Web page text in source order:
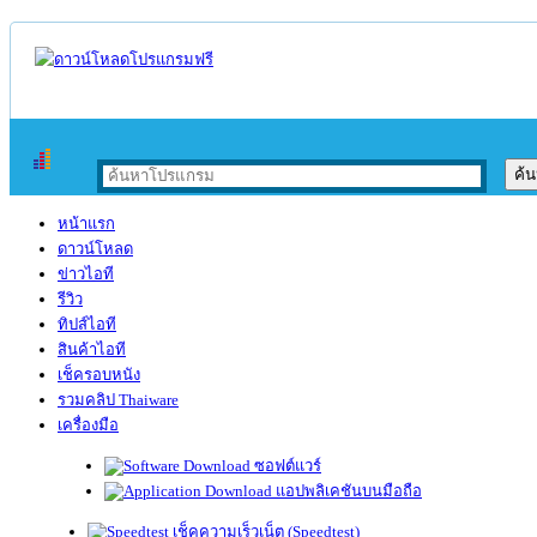
หน้าแรก
ดาวน์โหลด
ข่าวไอที
รีวิว
ทิปส์ไอที
สินค้าไอที
เช็ครอบหนัง
รวมคลิป Thaiware
เครื่องมือ
ซอฟต์แวร์
แอปพลิเคชันบนมือถือ
เช็คความเร็วเน็ต (Speedtest)